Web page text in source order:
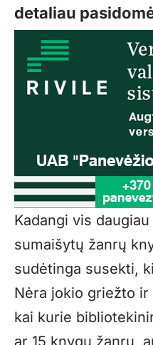
detaliau
Kadangi vis
sumaišytų žanrų
sudėtinga susekti,
Nėra jokio griežto ir
kai kurie